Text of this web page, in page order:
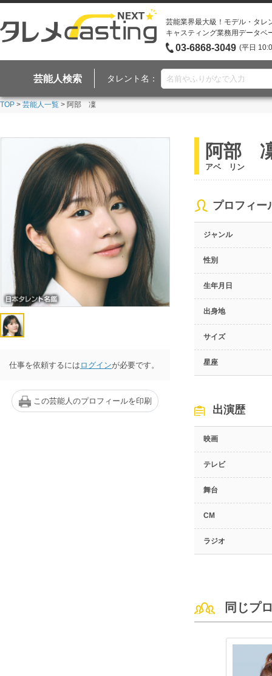
芸能業界最大級！モデル・タレ
キャスティング業務用データベ
03-6868-3049 (平日
芸能人検索 タレント名：
TOP > 芸能人一覧 > 阿部 凜
仕事を依頼するには ログインが必要です。
この芸能人のプロフィールを印刷
阿部
アベ リン
プロフィー
ジャンル
性別
生年月日
出身地
サイズ
星座
出演歴
映画
テレビ
舞台
CM
ラジオ
同じプ